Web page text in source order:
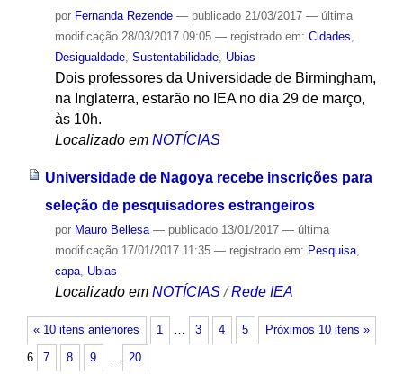
por Fernanda Rezende — publicado21/03/2017 — última
modificação28/03/2017 09:05 — registrado em: Cidades
Desigualdade, Sustentabilidade, Ubias
Dois professores da Universidade de Birmingham,
na Inglaterra, estarão no IEA no dia 29 de março,
às 10h.
Localizado em NOTÍCIAS
Universidade de Nagoya recebe inscrições para
seleção de pesquisadores estrangeiros
por Mauro Bellesa — publicado13/01/2017 — última
modificação17/01/2017 11:35 — registrado em: Pesquisa,
capa, Ubias
Localizado em NOTÍCIAS /Rede IEA
« 10 itens anteriores Próximos 10 itens »
1 … 3 4 5
6 7 8 9 … 20